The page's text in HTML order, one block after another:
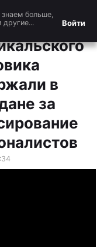
больше,
другие...
Войти
в
за